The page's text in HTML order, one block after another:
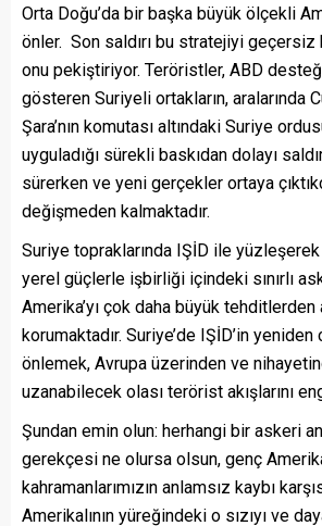
Orta Doğu’da bir başka büyük ölçekli
önler. Son saldırı bu stratejiyi geçersiz
onu pekiştiriyor. Teröristler, ABD
gösteren Suriyeli ortakların, aralarında
Şara’nın komutası altındaki Suriye
uyguladığı sürekli baskıdan dolayı
sürerken ve yeni gerçekler ortaya
değişmeden kalmaktadır.
Suriye topraklarında IŞİD ile
yerel güçlerle işbirliği içindeki sınırlı
Amerika’yı çok daha büyük
korumaktadır. Suriye’de IŞİD’in yeniden
önlemek, Avrupa üzerinden ve
uzanabilecek olası terörist akışlarını
Şundan emin olun: herhangi bir askeri
gerekçesi ne olursa olsun, genç
kahramanlarımızın anlamsız kaybı
Amerikalının yüreğindeki o sızıyı ve